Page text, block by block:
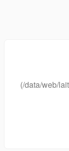
(/data/web/